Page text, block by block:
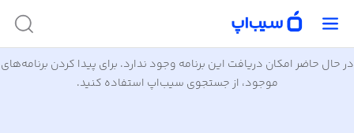
در حال حاضر امکان دریافت این برنامه وجود ندارد. برای پیدا کردن برنامه‌های
موجود، از جستجوی سیب‌اپ استفاده کنید.